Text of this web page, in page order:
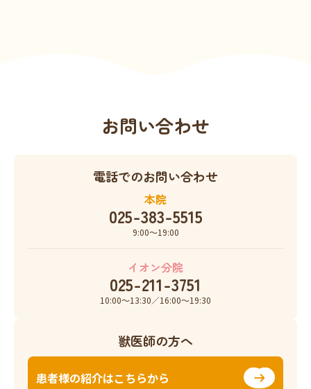
お問い合わせ
電話でのお問い合わせ
本院
025-383-5515
9:00〜19:00
イオン分院
025-211-3751
10:00〜13:30／16:00〜19:30
獣医師の方へ
患者様の紹介はこちらから